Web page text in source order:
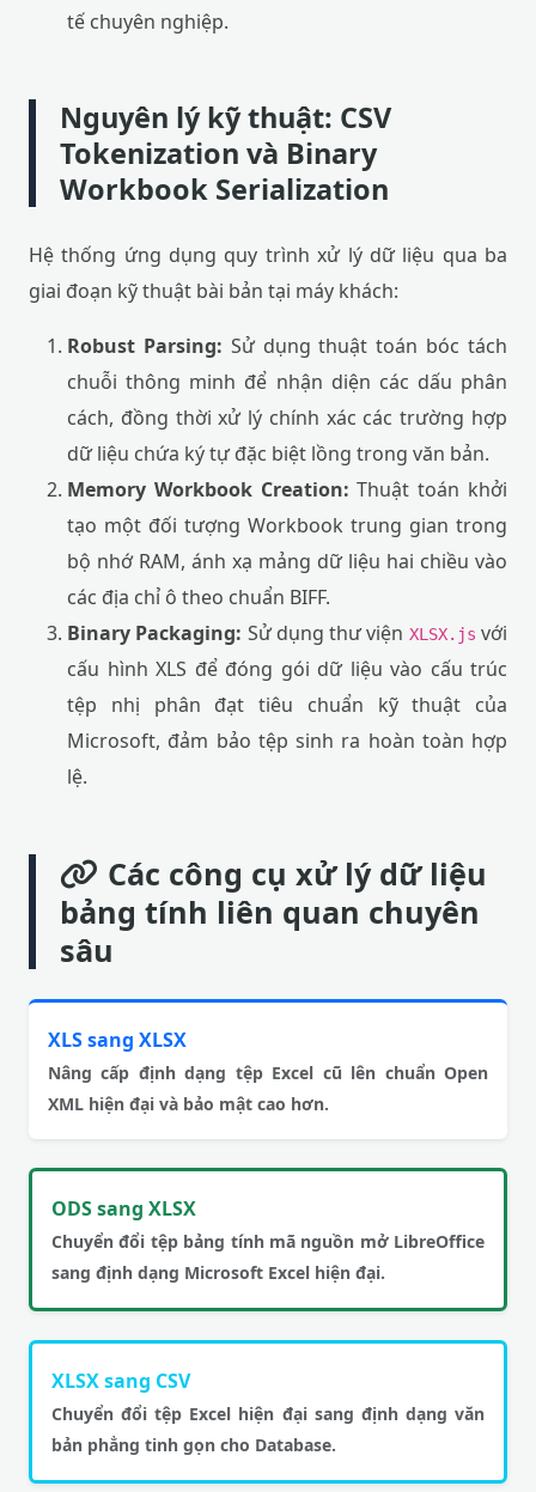
tế chuyên nghiệp.
Nguyên lý kỹ thuật: CSV
Tokenization và Binary
Workbook Serialization
Hệ thống ứng dụng quy trình xử lý dữ liệu qua ba
giai đoạn kỹ thuật bài bản tại máy khách:
Robust Parsing: Sử dụng thuật toán bóc tách
chuỗi thông minh để nhận diện các dấu phân
cách, đồng thời xử lý chính xác các trường hợp
dữ liệu chứa ký tự đặc biệt lồng trong văn bản.
Memory Workbook Creation: Thuật toán khởi
tạo một đối tượng Workbook trung gian trong
bộ nhớ RAM, ánh xạ mảng dữ liệu hai chiều vào
các địa chỉ ô theo chuẩn BIFF.
Binary Packaging: Sử dụng thư viện XLSX.js với
cấu hình XLS để đóng gói dữ liệu vào cấu trúc
tệp nhị phân đạt tiêu chuẩn kỹ thuật của
Microsoft, đảm bảo tệp sinh ra hoàn toàn hợp
lệ.
Các công cụ xử lý dữ liệu
bảng tính liên quan chuyên
sâu
XLS sang XLSX
Nâng cấp định dạng tệp Excel cũ lên chuẩn Open
XML hiện đại và bảo mật cao hơn.
ODS sang XLSX
Chuyển đổi tệp bảng tính mã nguồn mở LibreOffice
sang định dạng Microsoft Excel hiện đại.
XLSX sang CSV
Chuyển đổi tệp Excel hiện đại sang định dạng văn
bản phẳng tinh gọn cho Database.